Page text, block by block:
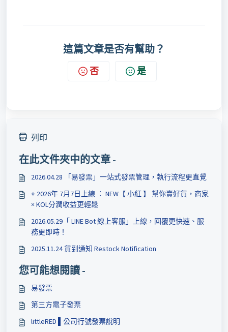
這篇文章是否有幫助？
否 是
列印
在此文件夾中的文章 -
2026.04.28 「易發票」一站式發票管理，執行流程更直覺
⌖ 2026年 7月7日上線 ： NEW【 小紅 】 幫你賣好貨，商家
× KOL分潤收益更輕鬆
2026.05.29「 LINE Bot 線上客服」上線，回覆更快速、服
務更即時！
2025.11.24 貨到通知 Restock Notification
您可能想閱讀 -
易發票
第三方電子發票
littleRED ▌公司行號發票說明